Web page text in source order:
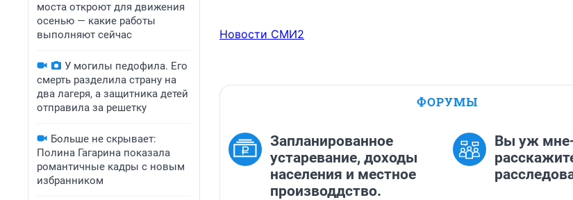
моста откроют для движения
осенью — какие работы
выполняют сейчас
У могилы педофила. Его
смерть разделила страну на
два лагеря, а защитника детей
отправила за решетку
Больше не скрывает:
Полина Гагарина показала
романтичные кадры с новым
избранником
Новости СМИ2
ФОРУМЫ
Запланированное
устаревание, доходы
населения и местное
производдство.
Вы уж